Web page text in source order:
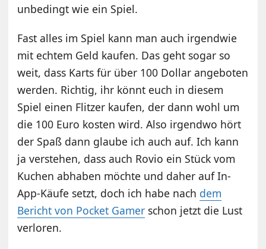
unbedingt wie ein Spiel.
Fast alles im Spiel kann man auch irgendwie
mit echtem Geld kaufen. Das geht sogar so
weit, dass Karts für über 100 Dollar angeboten
werden. Richtig, ihr könnt euch in diesem
Spiel einen Flitzer kaufen, der dann wohl um
die 100 Euro kosten wird. Also irgendwo hört
der Spaß dann glaube ich auch auf. Ich kann
ja verstehen, dass auch Rovio ein Stück vom
Kuchen abhaben möchte und daher auf In-
App-Käufe setzt, doch ich habe nach dem
Bericht von Pocket Gamer schon jetzt die Lust
verloren.